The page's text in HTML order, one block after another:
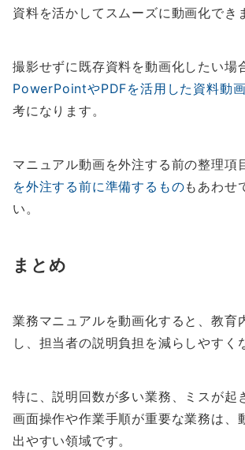
資料を活かしてスムーズに動画化でき
撮影せずに既存資料を動画化したい場
PowerPointやPDFを活用した資料動
考になります。
マニュアル動画を外注する前の整理項
を外注する前に準備するものもあわせ
い。
まとめ
業務マニュアルを動画化すると、教育
し、担当者の説明負担を減らしやすく
特に、説明回数が多い業務、ミスが起
画面操作や作業手順が重要な業務は、
出やすい領域です。